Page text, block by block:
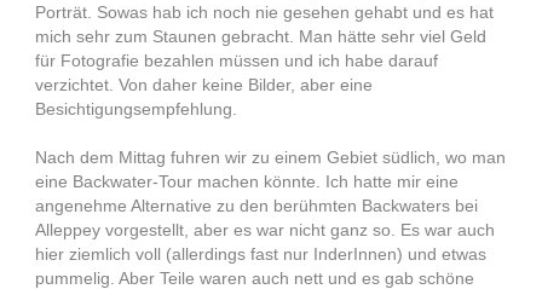
Porträt. Sowas hab ich noch nie gesehen gehabt und es hat
mich sehr zum Staunen gebracht. Man hätte sehr viel Geld
für Fotografie bezahlen müssen und ich habe darauf
verzichtet. Von daher keine Bilder, aber eine
Besichtigungsempfehlung.
Nach dem Mittag fuhren wir zu einem Gebiet südlich, wo man
eine Backwater-Tour machen könnte. Ich hatte mir eine
angenehme Alternative zu den berühmten Backwaters bei
Alleppey vorgestellt, aber es war nicht ganz so. Es war auch
hier ziemlich voll (allerdings fast nur InderInnen) und etwas
pummelig. Aber Teile waren auch nett und es gab schöne